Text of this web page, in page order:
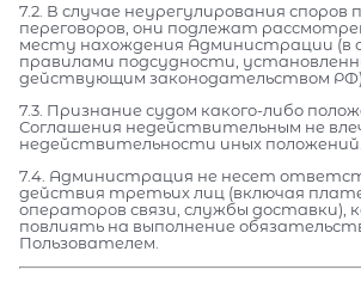
7.2. В случае неурегулирования споров
переговоров, они подлежат
месту нахождения Администрации (в
правилами подсудности,
действующим законодательством РФ).
7.3. Признание судом какого-либо
Соглашения недействительным не
недействительности иных положений.
7.4. Администрация не несет
действия третьих лиц (включая
операторов связи, службы доставки),
повлиять на выполнение
Пользователем.